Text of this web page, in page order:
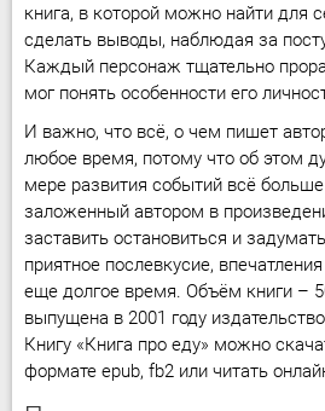
книга, в которой можно найти для
сделать выводы, наблюдая за
Каждый персонаж тщательно
мог понять особенности его
И важно, что всё, о чем пишет
любое время, потому что об этом
мере развития событий всё
заложенный автором в
заставить остановиться и
приятное послевкусие,
еще долгое время. Объём книги –
выпущена в 2001 году
Книгу «Книга про еду» можно
формате epub, fb2 или читать